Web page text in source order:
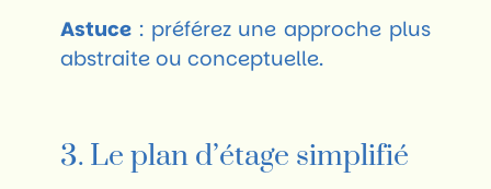
Astuce: préférez une approche plus
abstraite ou conceptuelle.
3. Le plan d’étage simplifié